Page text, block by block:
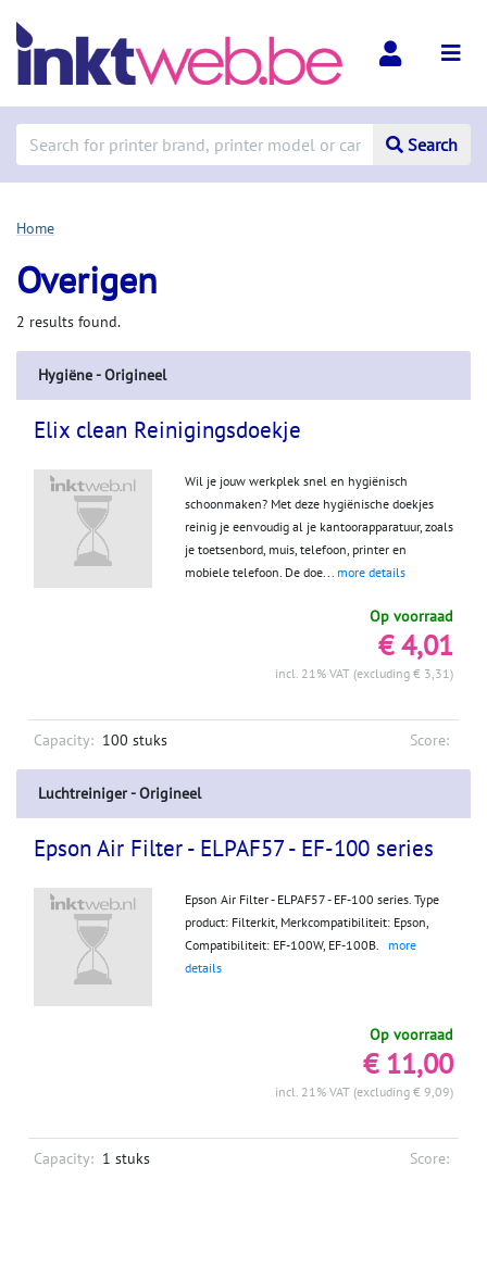
Search
Home
Overigen
2 results found.
Hygiëne - Origineel
Elix clean Reinigingsdoekje
Wil je jouw werkplek snel en hygiënisch
schoonmaken? Met deze hygiënische doekjes
reinig je eenvoudig al je kantoorapparatuur, zoals
je toetsenbord, muis, telefoon, printer en
mobiele telefoon. De doe... more details
Op voorraad
€ 4,01
incl. 21% VAT (excluding € 3,31)
Capacity: 100 stuks Score:
Luchtreiniger - Origineel
Epson Air Filter - ELPAF57 - EF-100 series
Epson Air Filter - ELPAF57 - EF-100 series. Type
product: Filterkit, Merkcompatibiliteit: Epson,
Compatibiliteit: EF-100W, EF-100B. more
details
Op voorraad
€ 11,00
incl. 21% VAT (excluding € 9,09)
Capacity: 1 stuks Score: